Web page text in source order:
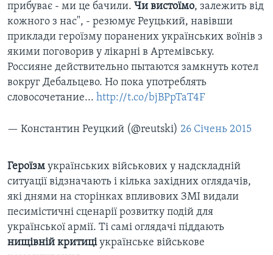
прибуває - ми це бачили. Чи вистоїмо, залежить від
кожного з нас", - резюмує Реуцький, навівши
приклади героїзму поранених українських воїнів з
якими поговорив у лікарні в Артемівську.
Россияне действительно пытаются замкнуть котел
вокруг Дебальцево. Но пока употреблять
словосочетание... http://t.co/bjBPpTaT4F
— Константин Реуцкий (@reutski) 26 Січень 2015
Героїзм українських військових у надскладній
ситуації відзначають і кілька західних оглядачів,
які днями на сторінках впливових ЗМІ видали
песимістичні сценарії розвитку подій для
української армії. Ті самі оглядачі піддають
нищівній критиціукраїнське військове